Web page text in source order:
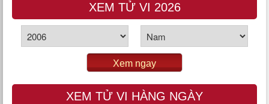
XEM TỬ VI 2026
Xem ngay
XEM TỬ VI HÀNG NGÀY